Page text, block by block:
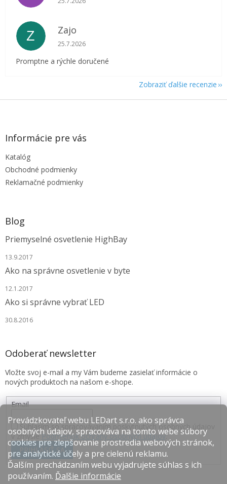
Prevádzkovateľ webu LEDart s.r.o. ako správca
osobných údajov, spracováva na tomto webe súbory
cookies pre zlepšovanie prostredia webových stránok,
pre analytické účely a pre cielenú reklamu.
Ďalším prechádzaním webu vyjadrujete súhlas s ich
používaním. Ďalšie informácie
Z Zajo
Hodnotenie obchodu je 5 z 5 hviezdičiek.
25.7.2026
Promptne a rýchle doručené
Zobraziť ďalšie recenzie
Z
Informácie pre vás
Katalóg
Obchodné podmienky
Reklamačné podmienky
Blog
Priemyselné osvetlenie HighBay
13.9.2017
Ako na správne osvetlenie v byte
12.1.2017
Ako si správne vybrať LED
30.8.2016
Odoberať newsletter
Vložte svoj e-mail a my Vám budeme zasielať informácie o
nových produktoch na našom e-shope.
Email
Súhlasím so spracovávaním poskytnutých osobných údajov
v zmysle Podmienok ochrany osobných údajov.
PRIHLÁSIŤ SA